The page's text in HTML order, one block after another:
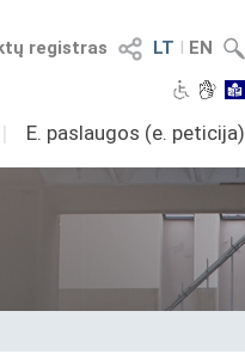
LT I EN
registras
I E. paslaugos (e. peticija)